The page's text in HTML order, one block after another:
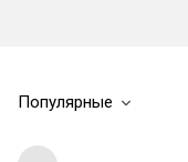
Популярные